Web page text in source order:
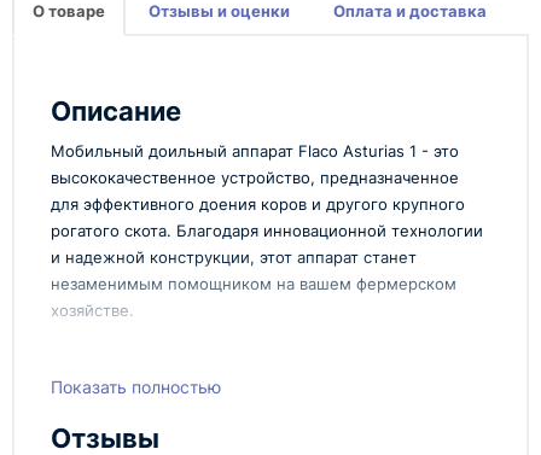
О товаре Отзывы и оценки Оплата и доставка
Описание
Мобильный доильный аппарат Flaco Asturias 1 - это
высококачественное устройство, предназначенное
для эффективного доения коров и другого крупного
рогатого скота. Благодаря инновационной технологии
и надежной конструкции, этот аппарат станет
незаменимым помощником на вашем фермерском
хозяйстве.
доильного аппарата Flaco Asturias 1 стоит выделить:
Показать полностью
Отзывы